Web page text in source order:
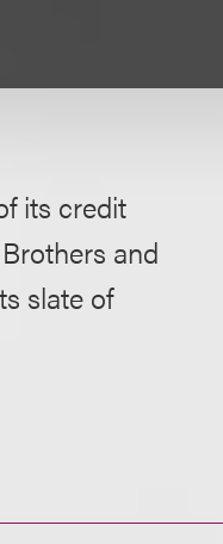
its credit
and
slate of